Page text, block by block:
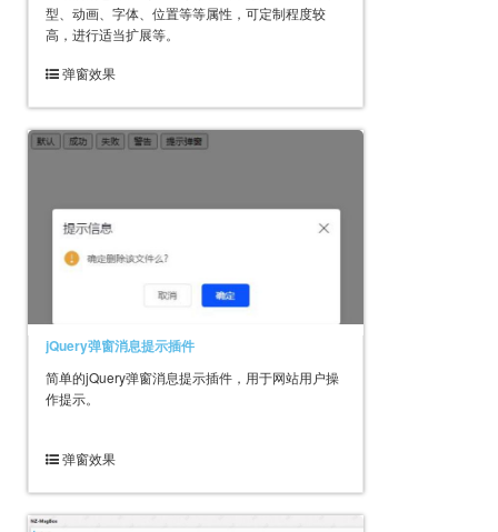
型、动画、字体、位置等等属性，可定制程度较
高，进行适当扩展等。
弹窗效果
jQuery弹窗消息提示插件
简单的jQuery弹窗消息提示插件，用于网站用户操
作提示。
弹窗效果